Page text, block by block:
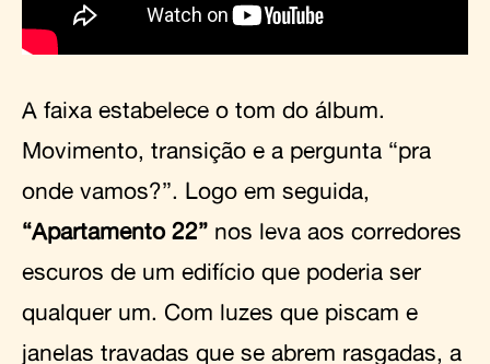
A faixa estabelece o tom do álbum.
Movimento, transição e a pergunta “pra
onde vamos?”. Logo em seguida,
“Apartamento 22” nos leva aos corredores
escuros de um edifício que poderia ser
qualquer um. Com luzes que piscam e
janelas travadas que se abrem rasgadas, a